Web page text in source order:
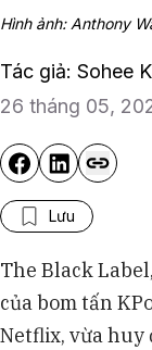
Hình ảnh: Anthony
Tác giả: Sohee
26 tháng 05,
Lưu
The Black
của bom tấn
Netflix, vừa huy